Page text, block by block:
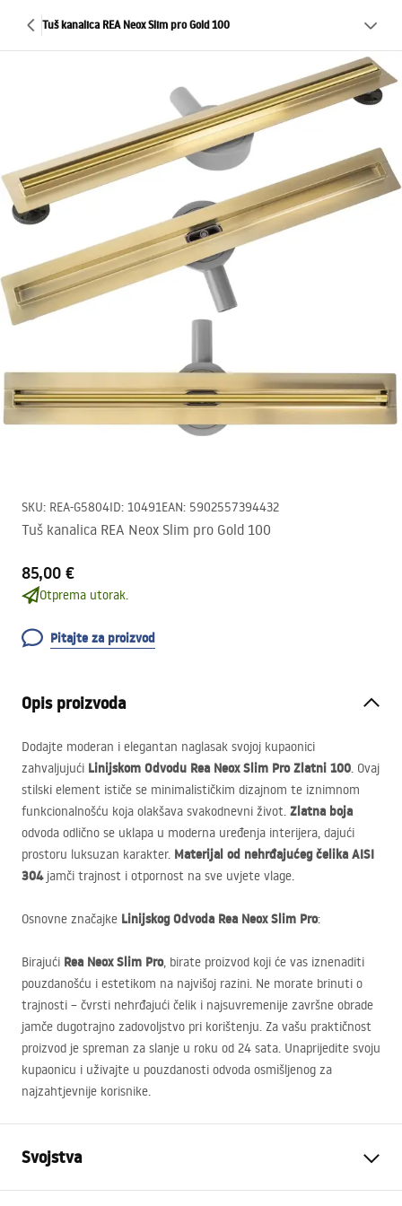
Tuš kanalica REA Neox Slim pro Gold 100
SKU: REA-G5804ID: 10491EAN: 5902557394432
Tuš kanalica REA Neox Slim pro Gold 100
85,00 €
Otprema utorak.
Pitajte za proizvod
Opis proizvoda
Dodajte moderan i elegantan naglasak svojoj kupaonici
zahvaljujući Linijskom Odvodu Rea Neox Slim Pro Zlatni 100. Ovaj
stilski element ističe se minimalističkim dizajnom te iznimnom
funkcionalnošću koja olakšava svakodnevni život. Zlatna boja
odvoda odlično se uklapa u moderna uređenja interijera, dajući
prostoru luksuzan karakter. Materijal od nehrđajućeg čelika AISI
304jamči trajnost i otpornost na sve uvjete vlage.
Osnovne značajke Linijskog Odvoda Rea Neox Slim Pro:
Birajući Rea Neox Slim Pro, birate proizvod koji će vas iznenaditi
pouzdanošću i estetikom na najvišoj razini. Ne morate brinuti o
trajnosti – čvrsti nehrđajući čelik i najsuvremenije završne obrade
jamče dugotrajno zadovoljstvo pri korištenju. Za vašu praktičnost
proizvod je spreman za slanje u roku od 24 sata. Unaprijedite svoju
kupaonicu i uživajte u pouzdanosti odvoda osmišljenog za
najzahtjevnije korisnike.
Svojstva